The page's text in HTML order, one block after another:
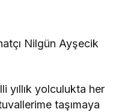
Nilgün Ayşecik
yıllık yolculukta her
taşımaya